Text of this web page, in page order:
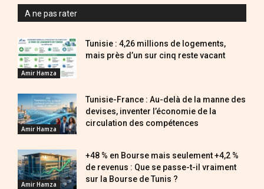
A ne pas rater
Amir Hamza
Tunisie : 4,26 millions de logements,
mais près d’un sur cinq reste vacant
Amir Hamza
Tunisie-France : Au-delà de la manne des
devises, inventer l’économie de la
circulation des compétences
Amir Hamza
+48 % en Bourse mais seulement +4,2 %
de revenus : Que se passe-t-il vraiment
sur la Bourse de Tunis ?